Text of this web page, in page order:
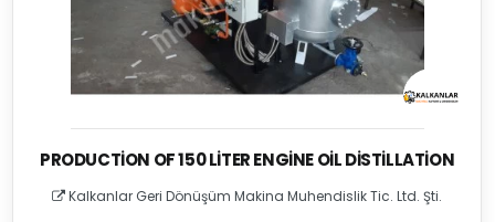
PRODUCTION OF 150 LITER ENGINE OIL DISTILLATION
Kalkanlar Geri Dönüşüm Makina Muhendislik Tic. Ltd. Şti.